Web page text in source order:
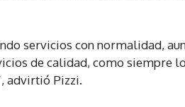
servicios con normalidad,
de calidad, como siempre
advirtió Pizzi.